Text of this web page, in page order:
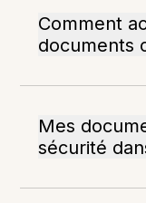
Comment
documents
Mes
sécurité